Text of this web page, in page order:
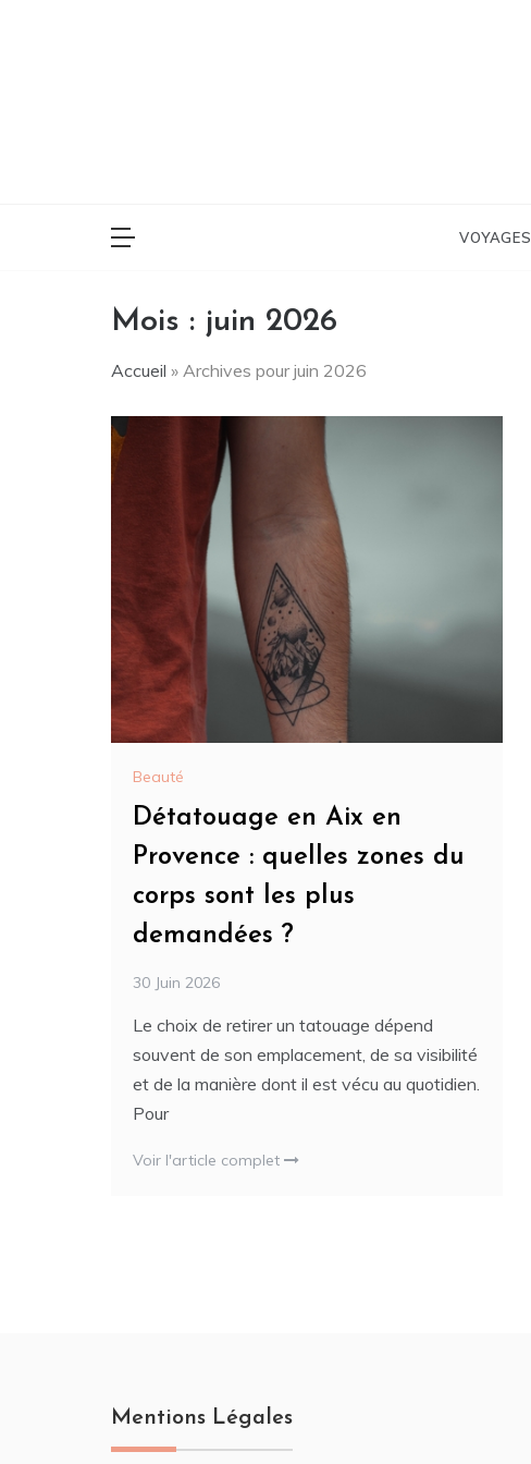
VOYAGES
Mois : juin 2026
Accueil » Archives pour juin 2026
Beauté
Détatouage en Aix en
Provence : quelles zones du
corps sont les plus
demandées ?
30 Juin 2026
Le choix de retirer un tatouage dépend
souvent de son emplacement, de sa visibilité
et de la manière dont il est vécu au quotidien.
Pour
Voir l'article complet
Mentions Légales